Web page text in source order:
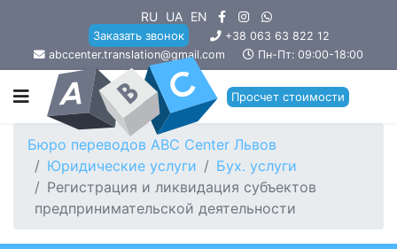
RU UA EN
Заказать звонок
+38 063 63 822 12
abccenter.translation@gmail.com
Пн-Пт: 09:00-18:00
Просчет стоимости
Бюро переводов ABC Center Львов
Юридические услуги
Бух. услуги
Регистрация и ликвидация субъектов
предпринимательской деятельности